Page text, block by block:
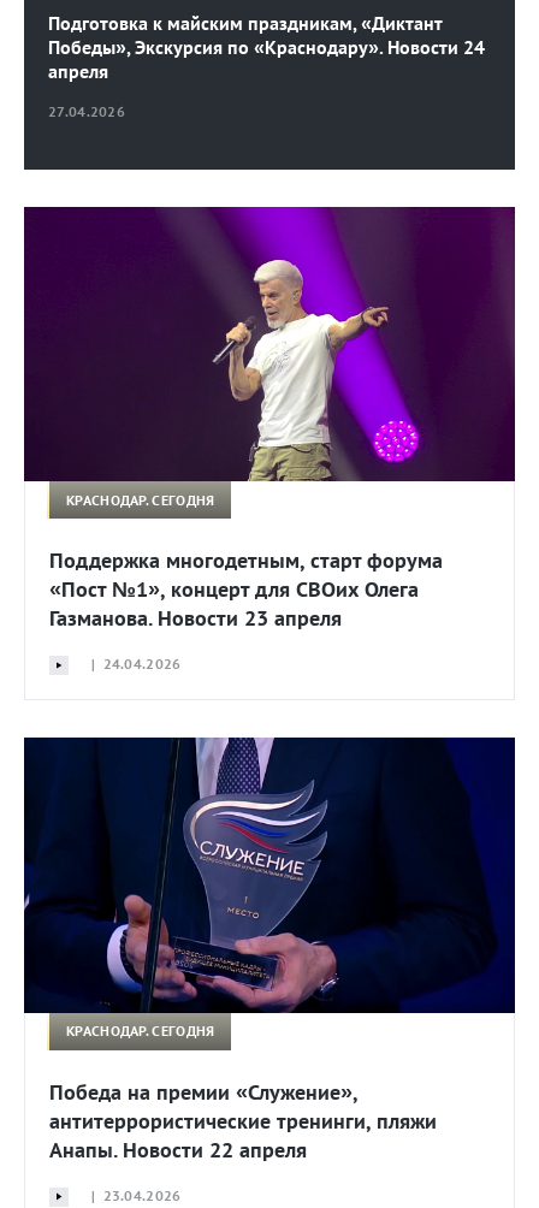
27.04.2026
Подготовка к майским праздникам, «Диктант
Победы», Экскурсия по «Краснодару». Новости 24
апреля
КРАСНОДАР. СЕГОДНЯ
Поддержка многодетным, старт форума
«Пост №1», концерт для СВОих Олега
Газманова. Новости 23 апреля
| 24.04.2026
КРАСНОДАР. СЕГОДНЯ
Победа на премии «Служение»,
антитеррористические тренинги, пляжи
Анапы. Новости 22 апреля
| 23.04.2026